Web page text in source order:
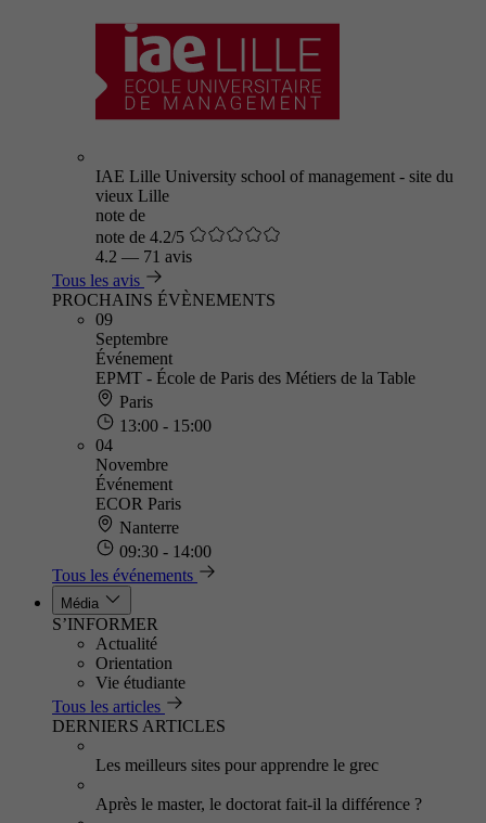
IAE Lille University school of management - site du
vieux Lille
note de
note de 4.2/5
4.2 — 71 avis
Tous les avis
PROCHAINS ÉVÈNEMENTS
09
Septembre
Événement
EPMT - École de Paris des Métiers de la Table
Paris
13:00 - 15:00
04
Novembre
Événement
ECOR Paris
Nanterre
09:30 - 14:00
Tous les événements
Média
S’INFORMER
Actualité
Orientation
Vie étudiante
Tous les articles
DERNIERS ARTICLES
Les meilleurs sites pour apprendre le grec
Après le master, le doctorat fait-il la différence ?